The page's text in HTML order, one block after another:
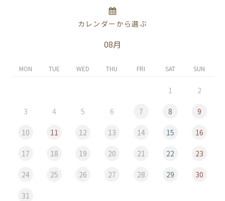
カレンダーから選ぶ
08月
MON TUE WED THU FRI SAT SUN
1 2
3 4 5 6 7 8 9
10 11 12 13 14 15 16
17 18 19 20 21 22 23
24 25 26 27 28 29 30
31